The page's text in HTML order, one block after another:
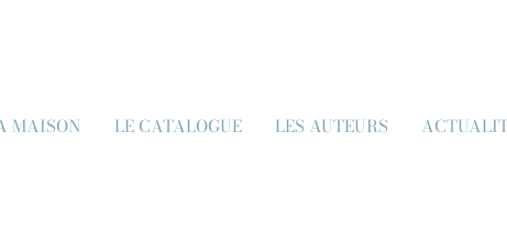
MAISON LE CATALOGUE LES AUTEURS